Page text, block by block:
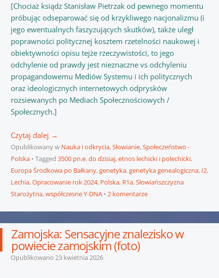
[Chociaż ksiądz Stanisław Pietrzak od pewnego momentu
próbując odseparować się od krzykliwego nacjonalizmu (i
jego ewentualnych faszyzujących skutków), także uległ
poprawności politycznej kosztem rzetelności naukowej i
obiektywności opisu tejże rzeczywistości, to jego
odchylenie od prawdy jest nieznaczne vs odchyleniu
propagandowemu Mediów Systemu i ich politycznych
oraz ideologicznych internetowych odprysków
rozsiewanych po Mediach Społecznościowych /
Społecznych.]
Czytaj dalej →
Opublikowany w Nauka i odkrycia,Słowianie,Społeczeństwo -
Polska
Tagged 3500 pn.e. do dzisiaj,etnos lechicki i polechicki,
Europa Środkowa po Bałkany,genetyka,genetyka genealogiczna, I2,
Lechia,Opracowanie rok 2024, Polska, R1a,Słowiańszczyzna
Starożytna,współczesne Y-DNA 2 komentarze
Zamojska: Sensacyjne znalezisko w
powiecie zamojskim (foto)
Opublikowano 23 kwietnia 2026